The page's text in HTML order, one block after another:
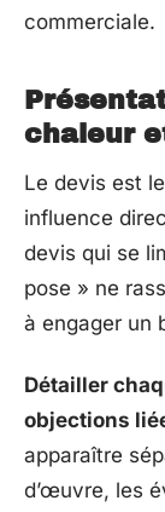
commerciale.
chaleur
Le devis est
influence
devis qui se
pose » ne
à engager un
Détailler
objections
apparaître
d’œuvre, les